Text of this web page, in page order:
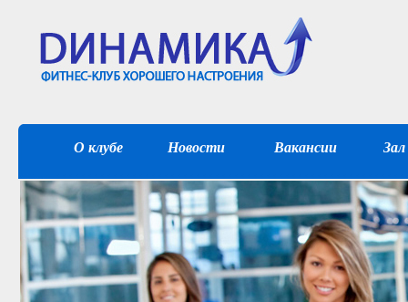
О клубе Новости Вакансии